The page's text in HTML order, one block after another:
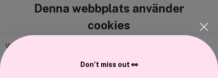
Denna webbplats använder
cookies
Vi använder enhetsidentifierare för att anpassa innehållet och
Cocopanda.se
Don’t miss out 👀